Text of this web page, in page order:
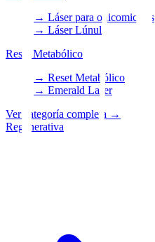
→ Láser para onicomicosis
→ Láser Lúnula
Reset Metabólico
→ Reset Metabólico
→ Emerald Laser
Ver categoría completa →
Regenerativa